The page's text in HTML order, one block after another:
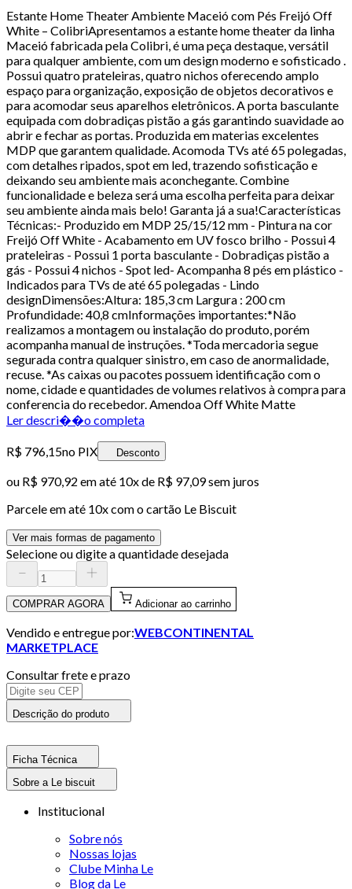
Estante Home Theater Ambiente Maceió com Pés Freijó Off
White – ColibriApresentamos a estante home theater da linha
Maceió fabricada pela Colibri, é uma peça destaque, versátil
para qualquer ambiente, com um design moderno e sofisticado .
Possui quatro prateleiras, quatro nichos oferecendo amplo
espaço para organização, exposição de objetos decorativos e
para acomodar seus aparelhos eletrônicos. A porta basculante
equipada com dobradiças pistão a gás garantindo suavidade ao
abrir e fechar as portas. Produzida em materias excelentes
MDP que garantem qualidade. Acomoda TVs até 65 polegadas,
com detalhes ripados, spot em led, trazendo sofisticação e
deixando seu ambiente mais aconchegante. Combine
funcionalidade e beleza será uma escolha perfeita para deixar
seu ambiente ainda mais belo! Garanta já a sua!Características
Técnicas:- Produzido em MDP 25/15/12 mm - Pintura na cor
Freijó Off White - Acabamento em UV fosco brilho - Possui 4
prateleiras - Possui 1 porta basculante - Dobradiças pistão a
gás - Possui 4 nichos - Spot led- Acompanha 8 pés em plástico -
Indicados para TVs de até 65 polegadas - Lindo
designDimensões:Altura: 185,3 cm Largura : 200 cm
Profundidade: 40,8 cmInformações importantes:*Não
realizamos a montagem ou instalação do produto, porém
acompanha manual de instruções. *Toda mercadoria segue
segurada contra qualquer sinistro, em caso de anormalidade,
recuse. *As caixas ou pacotes possuem identificação com o
nome, cidade e quantidades de volumes relativos à compra para
conferencia do recebedor. Amendoa Off White Matte
Ler descri��o completa
R$ 796,15no PIX Desconto
ou R$ 970,92 em até 10x de R$ 97,09 sem juros
Parcele em até 10x com o cartão Le Biscuit
Ver mais formas de pagamento
Selecione ou digite a quantidade desejada
COMPRAR AGORA Adicionar ao carrinho
Vendido e entregue por:WEBCONTINENTAL
MARKETPLACE
Consultar frete e prazo
Descrição do produto
Ficha Técnica
Sobre a Le biscuit
Institucional
Sobre nós
Nossas lojas
Clube Minha Le
Blog da Le